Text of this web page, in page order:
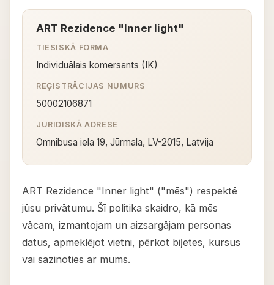
ART Rezidence "Inner light"
TIESISKĀ FORMA
Individuālais komersants (IK)
REĢISTRĀCIJAS NUMURS
50002106871
JURIDISKĀ ADRESE
Omnibusa iela 19, Jūrmala, LV-2015, Latvija
ART Rezidence "Inner light" ("mēs") respektē
jūsu privātumu. Šī politika skaidro, kā mēs
vācam, izmantojam un aizsargājam personas
datus, apmeklējot vietni, pērkot biļetes, kursus
vai sazinoties ar mums.